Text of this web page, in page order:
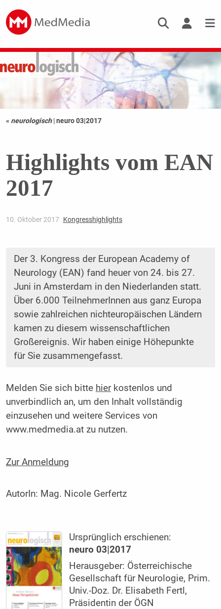
« neurologisch |neuro 03|2017
Highlights vom EAN
2017
10. Oktober 2017 Kongresshighlights
Der 3. Kongress der European Academy of
Neurology (EAN) fand heuer von 24. bis 27.
Juni in Amsterdam in den Niederlanden statt.
Über 6.000 TeilnehmerInnen aus ganz Europa
sowie zahlreichen nichteuropäischen Ländern
kamen zu diesem wissenschaftlichen
Großereignis. Wir haben einige Höhepunkte
für Sie zusammen­gefasst.
Melden Sie sich bitte hierkostenlos und
unverbindlich an, um den Inhalt vollständig
einzusehen und weitere Services von
www.medmedia.at zu nutzen.
Zur Anmeldung
AutorIn: Mag. Nicole Gerfertz
Ursprünglich erschienen:
neuro 03|2017
Herausgeber: Österreichische
Gesellschaft für Neurologie, Prim.
Univ.-Doz. Dr. Elisabeth Fertl,
Präsidentin der ÖGN